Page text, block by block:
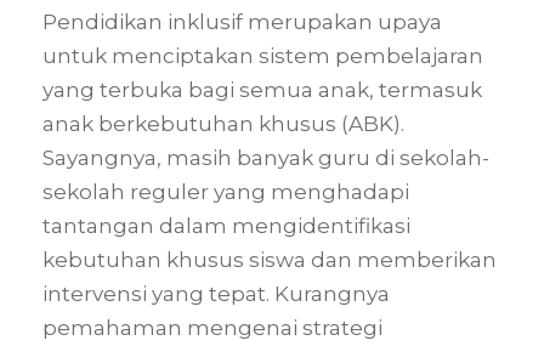
Pendidikan inklusif merupakan upaya
untuk menciptakan sistem pembelajaran
yang terbuka bagi semua anak, termasuk
anak berkebutuhan khusus (ABK).
Sayangnya, masih banyak guru di sekolah-
sekolah reguler yang menghadapi
tantangan dalam mengidentifikasi
kebutuhan khusus siswa dan memberikan
intervensi yang tepat. Kurangnya
pemahaman mengenai strategi